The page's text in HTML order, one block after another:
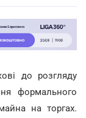
до розгляду
формального
на торгах.